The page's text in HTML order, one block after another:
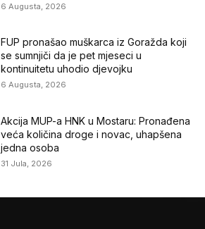
6 Augusta, 2026
FUP pronašao muškarca iz Goražda koji
se sumnjiči da je pet mjeseci u
kontinuitetu uhodio djevojku
6 Augusta, 2026
Akcija MUP-a HNK u Mostaru: Pronađena
veća količina droge i novac, uhapšena
jedna osoba
31 Jula, 2026